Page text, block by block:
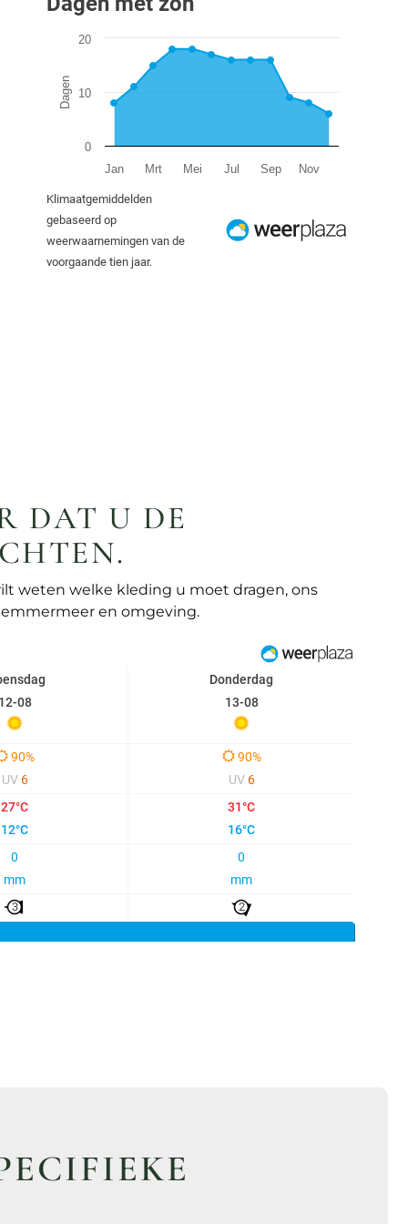
DAT U DE
weten welke kleding u moet dragen, ons
en omgeving.